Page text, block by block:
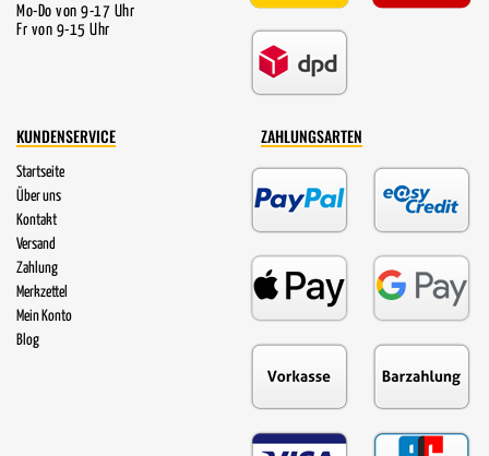
Mo-Do von 9-17 Uhr
Fr von 9-15 Uhr
KUNDENSERVICE
Startseite
Über uns
Kontakt
Versand
Zahlung
Merkzettel
Mein Konto
Blog
ZAHLUNGSARTEN